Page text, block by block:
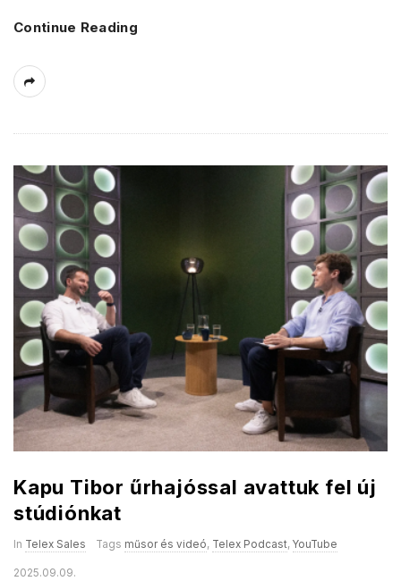
Continue Reading
Kapu Tibor űrhajóssal avattuk fel új
stúdiónkat
In Telex Sales Tags műsor és videó, Telex Podcast, YouTube
2025.09.09.